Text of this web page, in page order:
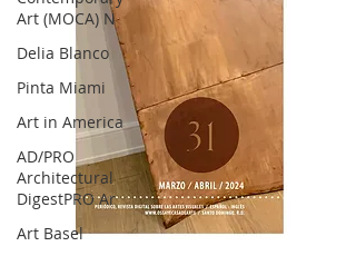
Art (MOCA) N
Delia Blanco
Pinta Miami
Art in America
AD/PRO
Architectural
DigestPRO Ar
Art Basel